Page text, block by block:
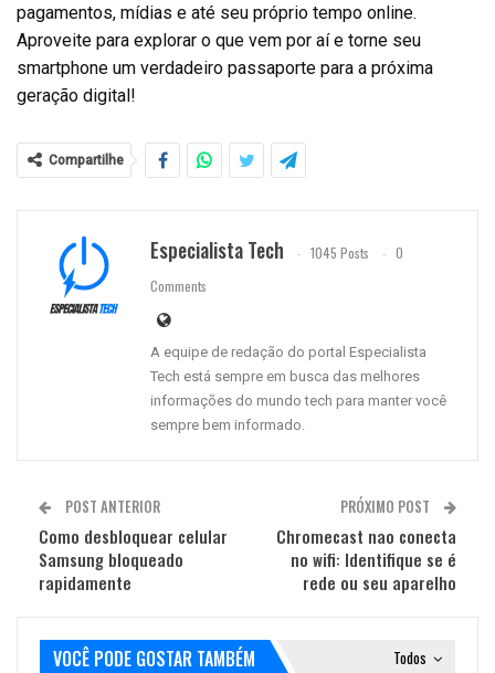
pagamentos, mídias e até seu próprio tempo online.
Aproveite para explorar o que vem por aí e torne seu
smartphone um verdadeiro passaporte para a próxima
geração digital!
Compartilhe
Especialista Tech 1045 Posts
0
Comments
A equipe de redação do portal Especialista
Tech está sempre em busca das melhores
informações do mundo tech para manter você
sempre bem informado.
POST ANTERIOR
Como desbloquear celular
Samsung bloqueado
rapidamente
PRÓXIMO POST
Chromecast nao conecta
no wifi: Identifique se é
rede ou seu aparelho
Todos
VOCÊ PODE GOSTAR TAMBÉM